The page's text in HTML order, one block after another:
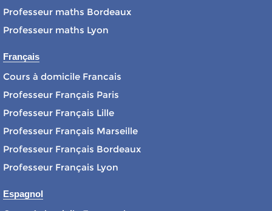
Professeur maths Bordeaux
Professeur maths Lyon
Français
Cours à domicile Francais
Professeur Français Paris
Professeur Français Lille
Professeur Français Marseille
Professeur Français Bordeaux
Professeur Français Lyon
Espagnol